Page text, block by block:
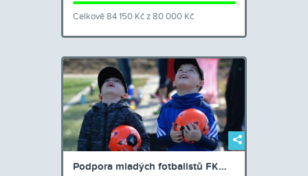
Celkově 84 150 Kč z 80 000 Kč
Podpora mladých fotbalistů FK…